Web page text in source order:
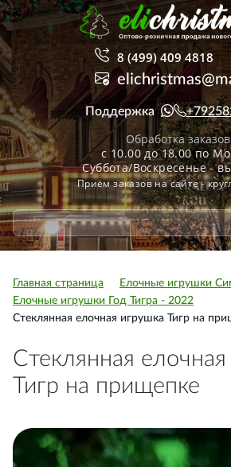
8 (499) 409 4818
Поддержка
Обработка заказов
с 10.00 до 18.00 по
Суббота/Воскресенье -
Приём заказов на сайте -
Главная страница
Елочные игрушки
Елочные игрушки Год Тигра - 2022
Стеклянная елочная игрушка Тигр на
Стеклянная
Тигр на прищепке